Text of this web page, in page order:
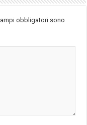
obbligatori sono